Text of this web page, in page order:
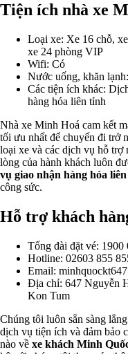
Tiện ích nhà xe
Loại xe: Xe 16 chỗ,
xe 24 phòng VIP
Wifi: Có
Nước uống, khăn
Các tiện ích khác:
hàng hóa liên tỉnh
Nhà xe Minh Hoá cam kết
tối ưu nhất để chuyến đi trở
loại xe và các dịch vụ hỗ
lòng của hành khách luôn
vụ giao nhận hàng hóa
công sức.
Hỗ trợ khách
Tổng đài đặt vé: 1900
Hotline: 02603 855
Email:
Địa chỉ: 647 Nguyễn
Kon Tum
Chúng tôi luôn sẵn sàng
dịch vụ tiện ích và đảm bảo
nào về xe khách Minh